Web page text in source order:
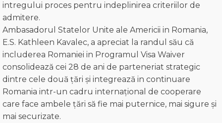
intregului proces pentru indeplinirea criteriilor de
admitere.
Ambasadorul Statelor Unite ale Americii in Romania,
E.S. Kathleen Kavalec, a apreciat la randul său că
includerea Romaniei in Programul Visa Waiver
consolidează cei 28 de ani de parteneriat strategic
dintre cele două țări și integrează in continuare
Romania intr-un cadru internațional de cooperare
care face ambele țări să fie mai puternice, mai sigure și
mai securizate.